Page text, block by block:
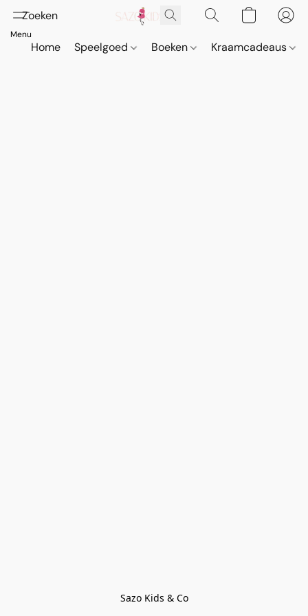
Home Speelgoed Boeken Kraamcadeaus
Sazo Kids & Co